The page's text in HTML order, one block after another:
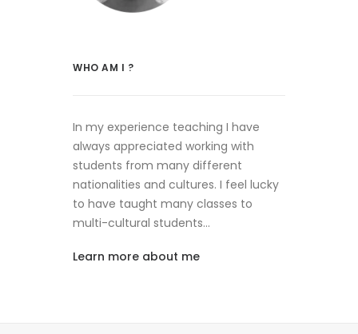
WHO AM I ?
In my experience teaching I have
always appreciated working with
students from many different
nationalities and cultures. I feel lucky
to have taught many classes to
multi-cultural students…
Learn more about me